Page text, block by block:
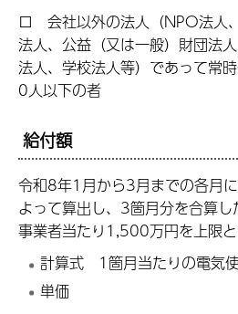
ロ 会社以外の法人（NPO法人
法人、公益（又は一般）財団法
法人、学校法人等）であって常
0人以下の者
給付額
令和8年1月から3月までの各月
よって算出し、3箇月分を合算
事業者当たり1,500万円を上限と
計算式 1箇月当たりの電気
単価